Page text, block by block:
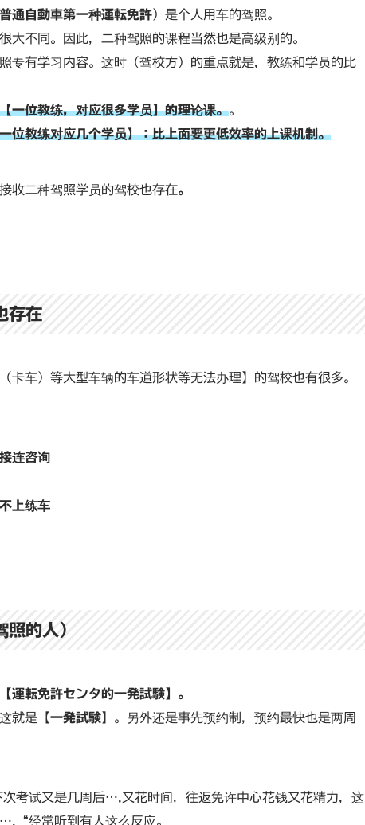
普通自動車第一种運転免許）是个人用车的驾照。
大不同。因此，二种驾照的课程当然也是高级别的。
专有学习内容。这时（驾校方）的重点就是，教练和学员的比
一位教练，对应很多学员】的理论课。。
位教练对应几个学员】：比上面要更低效率的上课机制。
收二种驾照学员的驾校也存在。
存在
卡车）等大型车辆的车道形状等无法办理】的驾校也有很多。
连咨询
上练车
的人）
運転免許センタ的一発試験】。
就是【一発試験】。另外还是事先预约制，预约最快也是两周
考试又是几周后….又花时间，往返免许中心花钱又花精力，这
经常听到有人这么反应。